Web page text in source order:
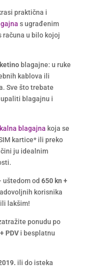
praktična i
s ugrađenim
računa u bilo kojoj
blagajne: u ruke
kablova ili
Sve što trebate
blagajnu i
blagajna koja se
kartice* ili preko
ju idealnim
uštedom od 650 kn +
korisnika
lakšim!
ponudu po
PDVi besplatnu
ili do isteka